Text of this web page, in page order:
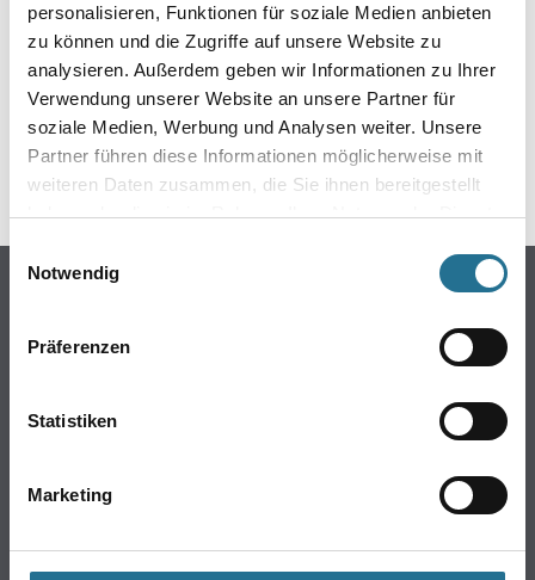
personalisieren, Funktionen für soziale Medien anbieten
zu können und die Zugriffe auf unsere Website zu
analysieren. Außerdem geben wir Informationen zu Ihrer
Verwendung unserer Website an unsere Partner für
soziale Medien, Werbung und Analysen weiter. Unsere
Partner führen diese Informationen möglicherweise mit
weiteren Daten zusammen, die Sie ihnen bereitgestellt
haben oder die sie im Rahmen Ihrer Nutzung der Dienste
Einwilligungsauswahl
Notwendig
Präferenzen
Statistiken
Marketing
Keine Sorge, wir pinseln schon an der Lösung und
werden das Problem so schnell wie möglich beheben.
Erkunden Sie in der Zwischenzeit unseren Online-Shop
und lassen Sie sich inspirieren.
ZURÜCK ZUM ONLINE-SHOP
Online-Shop
Putze- und Spachtelmassen
Wand- & Deckenbeläge